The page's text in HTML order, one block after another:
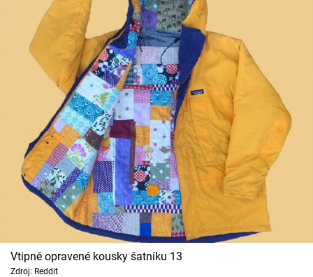
Vtipně opravené kousky šatníku 13
Zdroj: Reddit